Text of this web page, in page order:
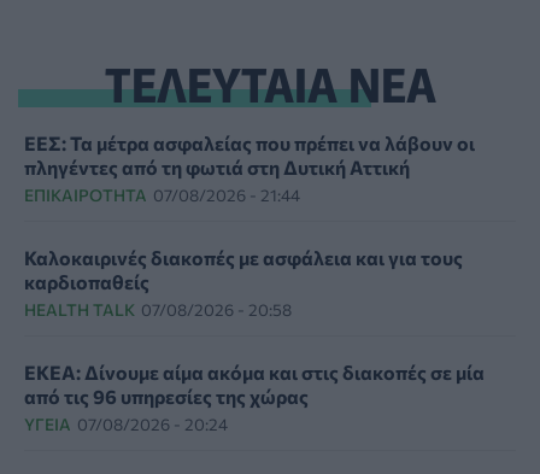
ΤΕΛΕΥΤΑΙΑ ΝΕΑ
ΕΕΣ: Τα μέτρα ασφαλείας που πρέπει να λάβουν οι
πληγέντες από τη φωτιά στη Δυτική Αττική
ΕΠΙΚΑΙΡΌΤΗΤΑ 07/08/2026 - 21:44
Καλοκαιρινές διακοπές με ασφάλεια και για τους
καρδιοπαθείς
HEALTH TALK 07/08/2026 - 20:58
ΕΚΕΑ: Δίνουμε αίμα ακόμα και στις διακοπές σε μία
από τις 96 υπηρεσίες της χώρας
ΥΓΕΊΑ 07/08/2026 - 20:24